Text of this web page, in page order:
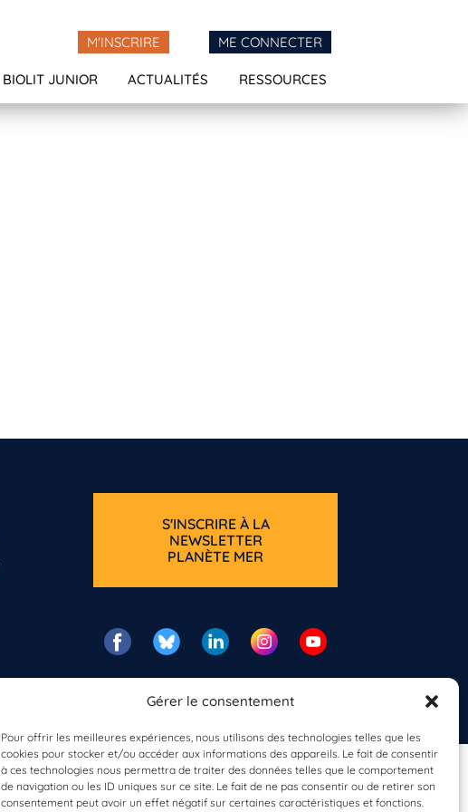
Gérer le consentement
Pour offrir les meilleures expériences, nous utilisons des technologies telles que les
cookies pour stocker et/ou accéder aux informations des appareils. Le fait de consentir
à ces technologies nous permettra de traiter des données telles que le comportement
de navigation ou les ID uniques sur ce site. Le fait de ne pas consentir ou de retirer son
consentement peut avoir un effet négatif sur certaines caractéristiques et fonctions.
M'INSCRIRE ME CONNECTER
BIOLIT JUNIOR ACTUALITÉS RESSOURCES
S'INSCRIRE À LA
NEWSLETTER
PLANÈTE MER